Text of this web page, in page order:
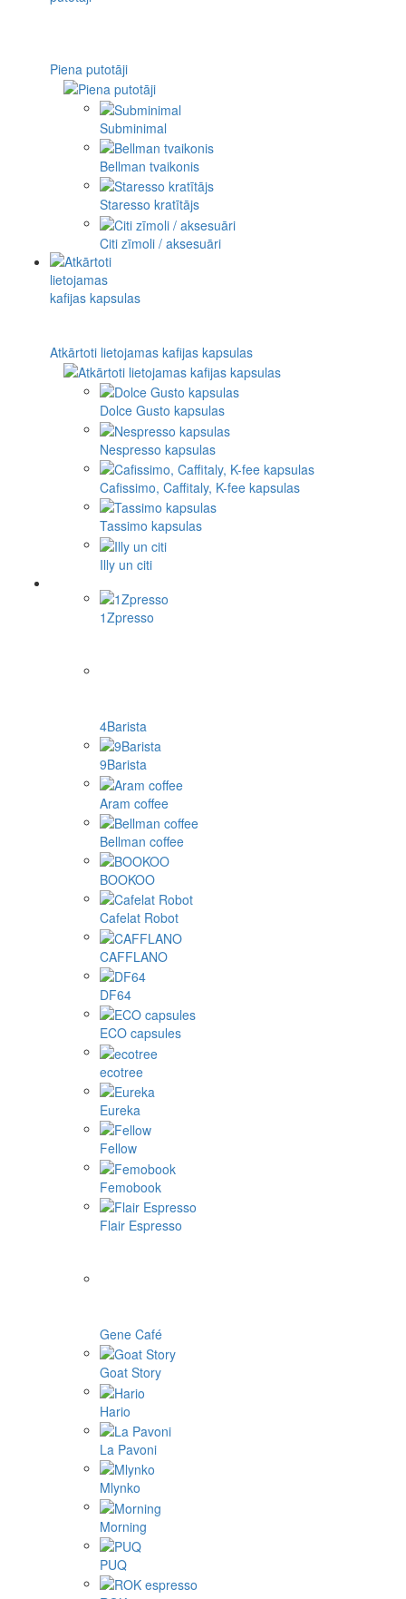
Piena putotāji
Subminimal
Bellman tvaikonis
Staresso kratītājs
Citi zīmoli / aksesuāri
Atkārtoti lietojamas kafijas kapsulas
Dolce Gusto kapsulas
Nespresso kapsulas
Cafissimo, Caffitaly, K-fee kapsulas
Tassimo kapsulas
Illy un citi
1Zpresso
4Barista
9Barista
Aram coffee
Bellman coffee
BOOKOO
Cafelat Robot
CAFFLANO
DF64
ECO capsules
ecotree
Eureka
Fellow
Femobook
Flair Espresso
Gene Café
Goat Story
Hario
La Pavoni
Mlynko
Morning
PUQ